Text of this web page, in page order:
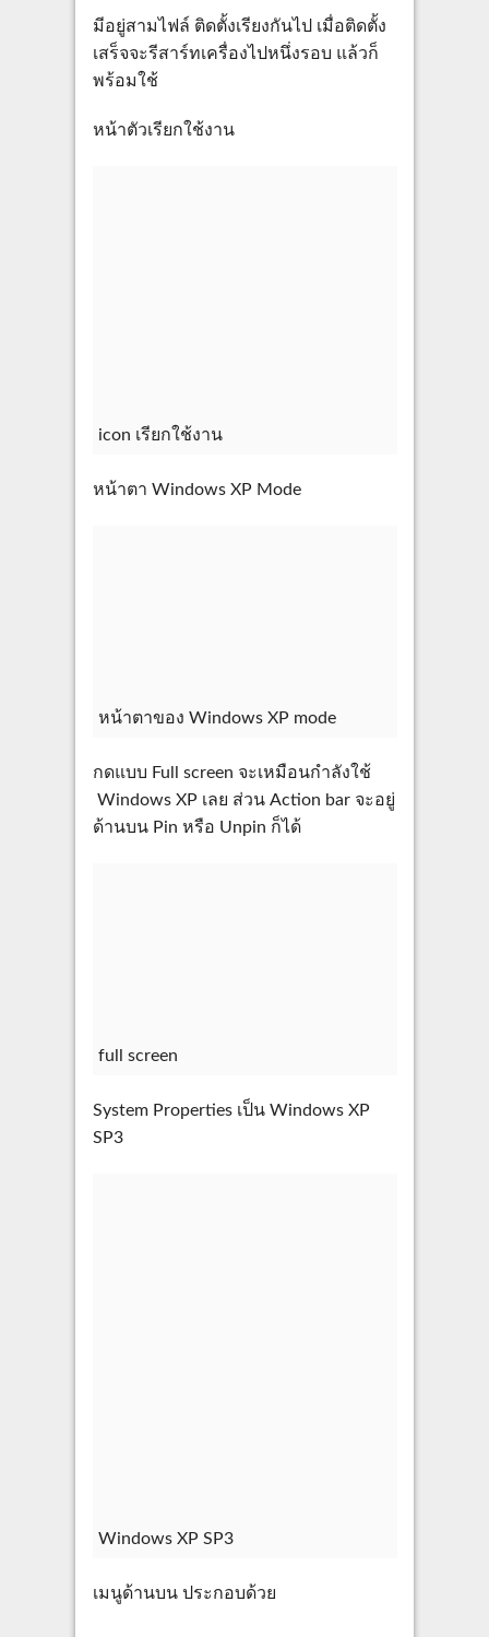
มีอยู่สามไฟล์ ติดตั้งเรียงกันไป เมื่อติดตั้ง
เสร็จจะรีสาร์ทเครื่องไปหนึ่งรอบ แล้วก็
พร้อมใช้
หน้าตัวเรียกใช้งาน
icon เรียกใช้งาน
หน้าตา Windows XP Mode
หน้าตาของ Windows XP mode
กดแบบ Full screen จะเหมือนกำลังใช้
Windows XP เลย ส่วน Action bar จะอยู่
ด้านบน Pin หรือ Unpin ก็ได้
full screen
System Properties เป็น Windows XP
SP3
Windows XP SP3
เมนูด้านบน ประกอบด้วย